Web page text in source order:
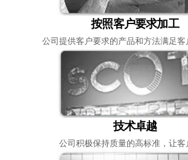
按照客户要求加工
公司提供客户要求的产品和方法满足客
技术卓越
公司积极保持质量的高标准，让客